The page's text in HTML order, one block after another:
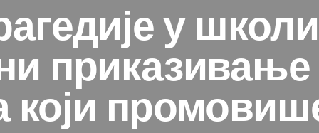
у
приказивање
који